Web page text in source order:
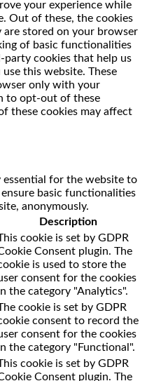
your experience while
Out of these, the cookies
are stored on your browser
of basic functionalities
cookies that help us
this website. These
only with your
to opt-out of these
these cookies may affect
essential for the website to
basic functionalities
anonymously.
Description
cookie is set by GDPR
Consent plugin. The
is used to store the
consent for the cookies
the category "Analytics".
cookie is set by GDPR
consent to record the
consent for the cookies
the category "Functional".
cookie is set by GDPR
Consent plugin. The